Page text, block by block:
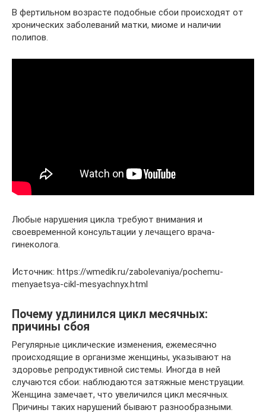
В фертильном возрасте подобные сбои происходят от
хронических заболеваний матки, миоме и наличии
полипов.
Любые нарушения цикла требуют внимания и
своевременной консультации у лечащего врача-
гинеколога.
Источник: https://wmedik.ru/zabolevaniya/pochemu-
menyaetsya-cikl-mesyachnyx.html
Почему удлинился цикл месячных:
причины сбоя
Регулярные циклические изменения, ежемесячно
происходящие в организме женщины, указывают на
здоровье репродуктивной системы. Иногда в ней
случаются сбои: наблюдаются затяжные менструации.
Женщина замечает, что увеличился цикл месячных.
Причины таких нарушений бывают разнообразными.